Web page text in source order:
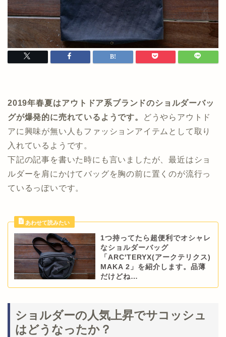
2019年春夏はアウトドア系ブランドのショルダーバッ
グが爆発的に売れているようです。
どうやらアウトド
アに興味が無い人もファッションアイテムとして取り
入れているようです。
下記の記事を書いた時にも言いましたが、最近はショ
ルダーを肩にかけてバッグを胸の前に置くのが流行っ
ているっぽいです。
1つ持ってたら超便利でオシャレ
なショルダーバッグ
「ARC'TERYX(アークテリクス)
MAKA 2」を紹介します。品薄
だけどね…
ショルダーの人気上昇でサコッシュ
はどうなったか？